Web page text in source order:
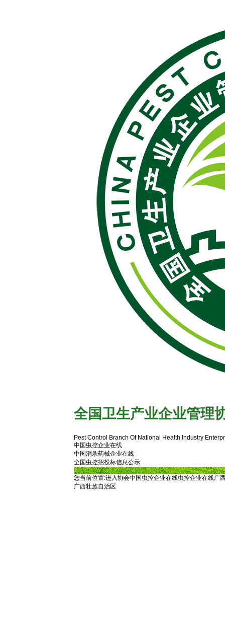
全国卫生产业企业管理
Pest Control Branch Of National Health Industry
中国虫控企业在线
中国消杀药械企业在线
全国虫控招投标信息公示
您当前位置:进入协会中国虫控企业在线虫控企业在线广
广西壮族自治区